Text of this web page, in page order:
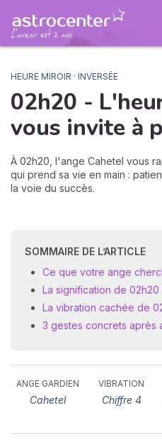
HEURE MIROIR · INVERSÉE
02h20 -
vous invite à
À 02h20, l'ange Cahetel vous
qui prend sa vie en main :
la voie du succès.
SOMMAIRE DE L’ARTICLE
Ce que votre ange
La signification de
La vibration cachée de
3 gestes concrets après
ANGE GARDIEN
Cahetel
VIBRATION
Chiffre 4